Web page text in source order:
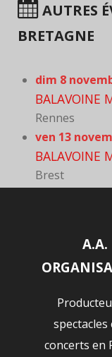
AUTRES
BRETAGNE
dim 8
BALAVOINE
Rennes
ven 13
BALAVOINE
Brest
A.A.
spectacles
concerts en